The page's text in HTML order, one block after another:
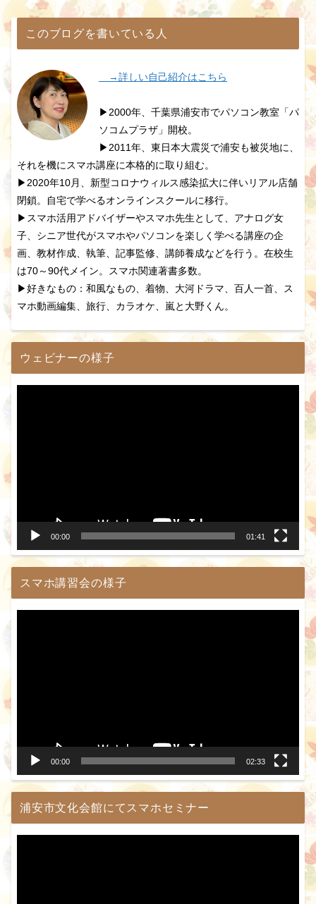
このブログを書いている人
→詳しい自己紹介はこちら
▶2000年、千葉県浦安市でパソコン教室「パ
ソコムプラザ」開校。
▶2011年、東日本大震災で浦安も被災地に、
それを機にスマホ講座に本格的に取り組む。
▶2020年10月、新型コロナウィルス感染拡大に伴いリアル店舗
閉鎖。自宅で学べるオンラインスクールに移行。
▶スマホ活用アドバイザーやスマホ先生として、アナログ女
子、シニア世代がスマホやパソコンを楽しく学べる講座の企
画、教材作成、執筆、記事監修、講師養成などを行う。在校生
は70～90代メイン。スマホ関連著書多数。
▶好きなもの：和風なもの、着物、大河ドラマ、百人一首、ス
マホ動画編集、旅行、カラオケ、嵐と大野くん。
ウェビナーの様子
00:00 01:41
スマホ講習会の様子
00:00 02:33
浦安市文化会館にてスマホセミナー